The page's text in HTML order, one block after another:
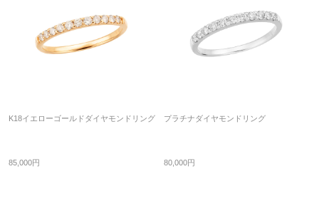
K18イエローゴールドダイヤモンドリング
85,000円
プラチナダイヤモンドリング
80,000円